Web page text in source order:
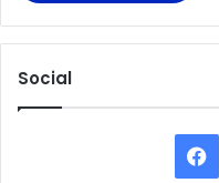
Social